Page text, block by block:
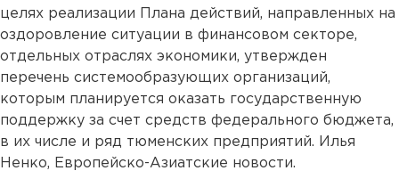
целях реализации Плана действий, направленных на
оздоровление ситуации в финансовом секторе,
отдельных отраслях экономики, утвержден
перечень системообразующих организаций,
которым планируется оказать государственную
поддержку за счет средств федерального бюджета,
в их числе и ряд тюменских предприятий. Илья
Ненко, Европейско-Азиатские новости.